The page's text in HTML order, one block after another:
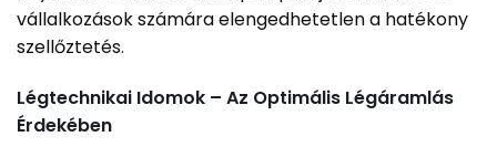
vállalkozások számára elengedhetetlen a hatékony
szellőztetés.
Légtechnikai Idomok – Az Optimális Légáramlás
Érdekében